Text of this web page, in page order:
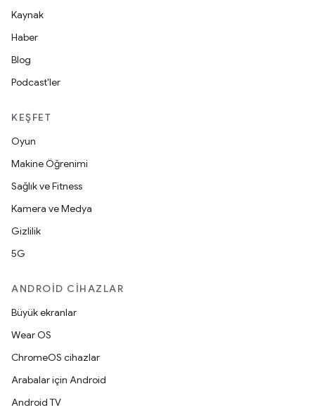
Kaynak
Haber
Blog
Podcast'ler
KEŞFET
Oyun
Makine Öğrenimi
Sağlık ve Fitness
Kamera ve Medya
Gizlilik
5G
ANDROID CIHAZLAR
Büyük ekranlar
Wear OS
ChromeOS cihazlar
Arabalar için Android
Android TV